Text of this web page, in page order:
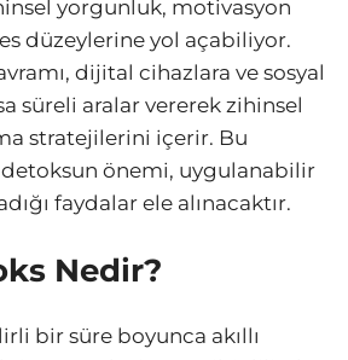
yorgunluk, motivasyon
düzeylerine yol açabiliyor.
dijital cihazlara ve sosyal
süreli aralar vererek zihinsel
stratejilerini içerir. Bu
önemi, uygulanabilir
faydalar ele alınacaktır.
Nedir?
bir süre boyunca akıllı